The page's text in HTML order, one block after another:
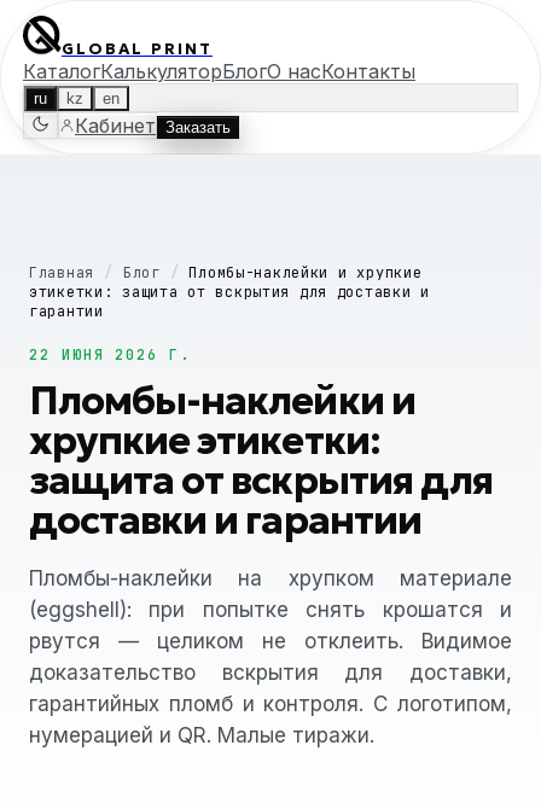
GLOBAL PRINT
КаталогКалькуляторБлогО насКонтакты
ru kz en
Кабинет Заказать
Главная / Блог / Пломбы-наклейки и хрупкие
этикетки: защита от вскрытия для доставки и
гарантии
22 ИЮНЯ 2026 Г.
Пломбы-наклейки и
хрупкие этикетки:
защита от вскрытия для
доставки и гарантии
Пломбы-наклейки на хрупком материале
(eggshell): при попытке снять крошатся и
рвутся — целиком не отклеить. Видимое
доказательство вскрытия для доставки,
гарантийных пломб и контроля. С логотипом,
нумерацией и QR. Малые тиражи.